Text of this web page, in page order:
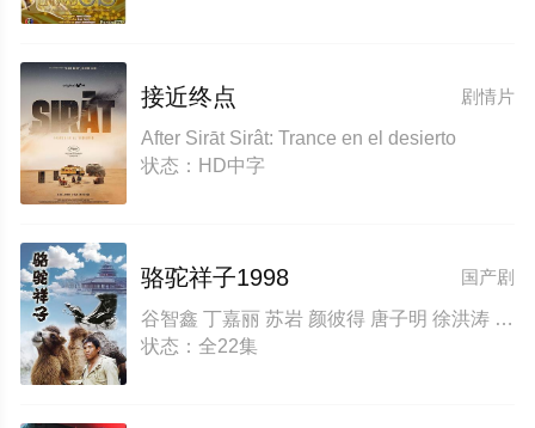
剧情片
接近终点
After Sirāt Sirât: Trance en el desierto
状态：HD中字
国产剧
骆驼祥子1998
谷智鑫 丁嘉丽 苏岩 颜彼得 唐子明 徐洪涛 刘江川
状态：全22集